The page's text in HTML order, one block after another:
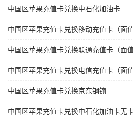
中国区苹果充值卡兑换中石化加油卡
中国区苹果充值卡兑换移动充值卡（面
中国区苹果充值卡兑换联通充值卡（面
中国区苹果充值卡兑换电信充值卡（面
中国区苹果充值卡兑换京东钢镚
中国区苹果充值卡兑换中石化加油卡无